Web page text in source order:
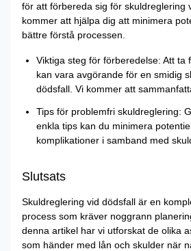
för att förbereda sig för skuldreglering
kommer att hjälpa dig att minimera
bättre förstå processen.
Viktiga steg för förberedelse: Att ta
kan vara avgörande för en smidig
dödsfall. Vi kommer att
Tips för problemfri skuldreglering:
enkla tips kan du minimera
komplikationer i samband med
Slutsats
Skuldreglering vid dödsfall är en
process som kräver noggrann
denna artikel har vi utforskat de olika
som händer med lån och skulder när